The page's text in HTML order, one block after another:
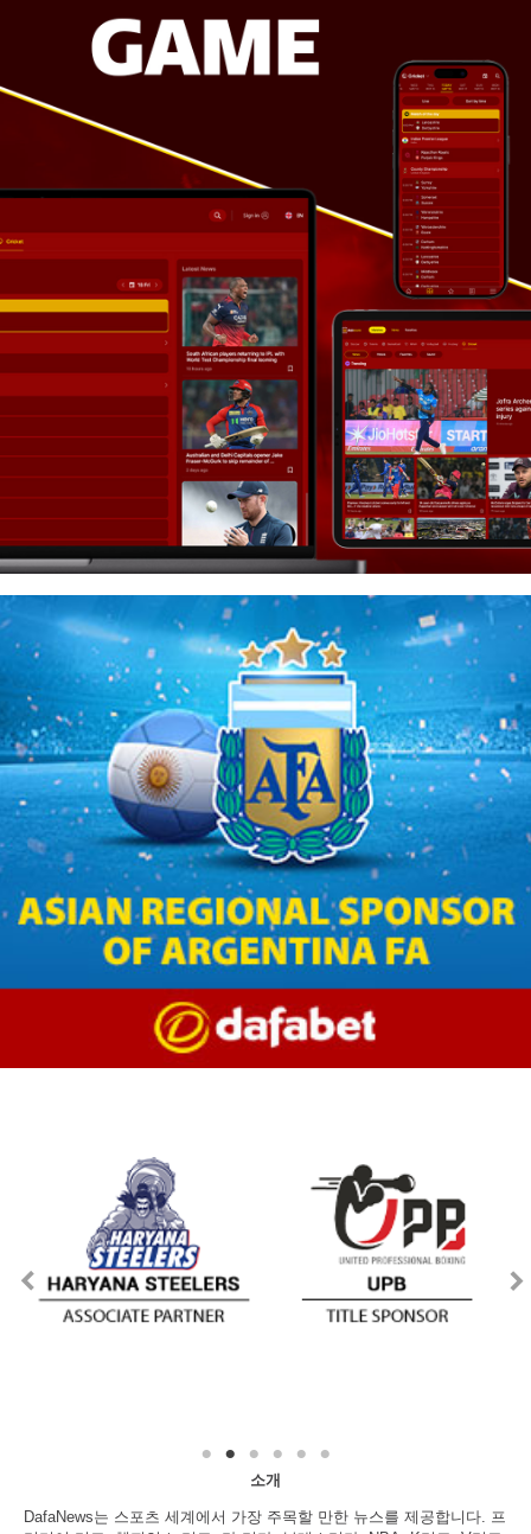
소개
DafaNews는 스포츠 세계에서 가장 주목할 만한 뉴스를 제공합니다. 프